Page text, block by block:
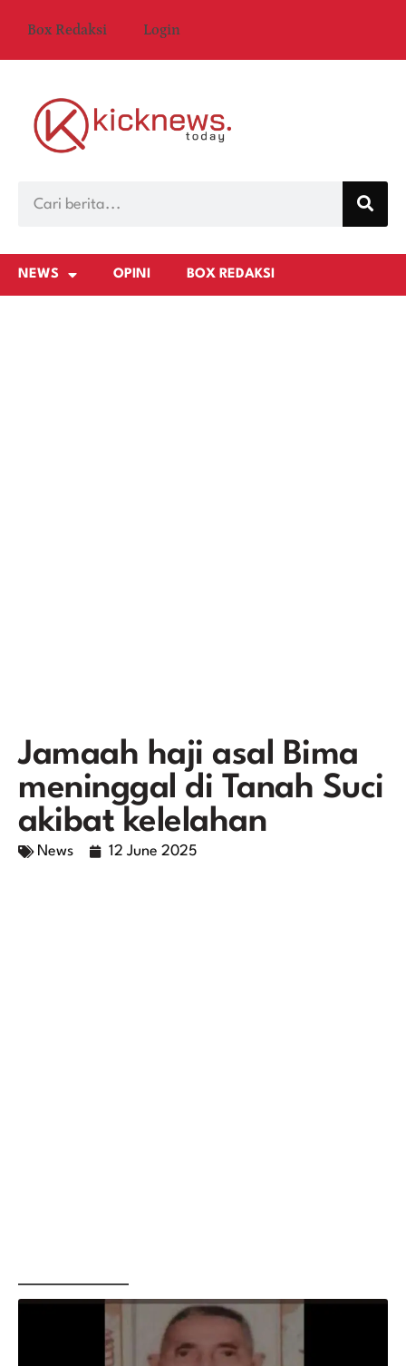
Box Redaksi Login
NEWS OPINI BOX REDAKSI
Jamaah haji asal Bima
meninggal di Tanah Suci
akibat kelelahan
News 12 June 2025